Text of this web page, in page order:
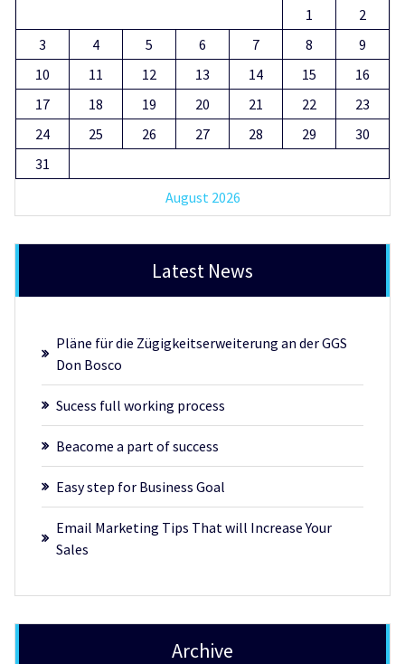
August 2026
1
2
3
4 5 6 7 8
9
10
11 12 13 14 15
16
17
18 19 20 21 22
23
24
25 26 27 28 29
30
31
Latest News
Pläne für die Zügigkeitserweiterung an der GGS
Don Bosco
Sucess full working process
Beacome a part of success
Easy step for Business Goal
Email Marketing Tips That will Increase Your
Sales
Archive